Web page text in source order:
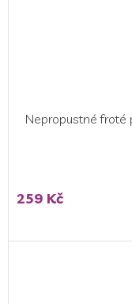
Nepropustné
hodnocení
produktu
5,0
259 Kč